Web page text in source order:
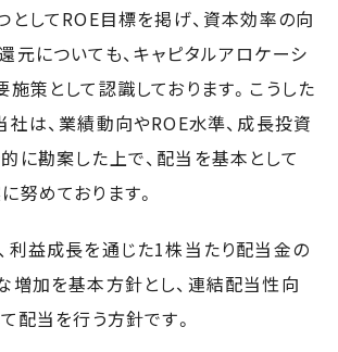
としてROE目標を掲げ、資本効率の向
元についても、キャピタルアロケーシ
施策として認識しております。こうした
社は、業績動向やROE水準、成長投資
に勘案した上で、配当を基本として
努めております。
利益成長を通じた1株当たり配当金の
増加を基本方針とし、連結配当性向
配当を行う方針です。